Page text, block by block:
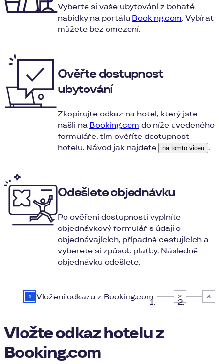
Vyberte si vaše ubytování z bohaté
nabídky na portálu Booking.com. Vybírat
můžete bez omezení.
Ověřte dostupnost
ubytování
Zkopírujte odkaz na hotel, který jste
našli na Booking.com do níže uvedeného
formuláře, tím ověříte dostupnost
hotelu. Návod jak najdete
na tomto videu .
Odešlete objednávku
Po ověření dostupnosti vyplníte
objednávkový formulář s údaji o
objednávajících, případně cestujících a
vyberete si způsob platby. Následně
objednávku odešlete.
Vložení odkazu z Booking.com
Vložte odkaz hotelu z
Booking.com